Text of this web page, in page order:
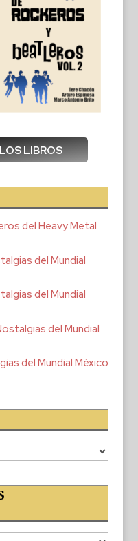
LIBROS
del Heavy Metal
del Mundial
del Mundial
del Mundial
del Mundial México